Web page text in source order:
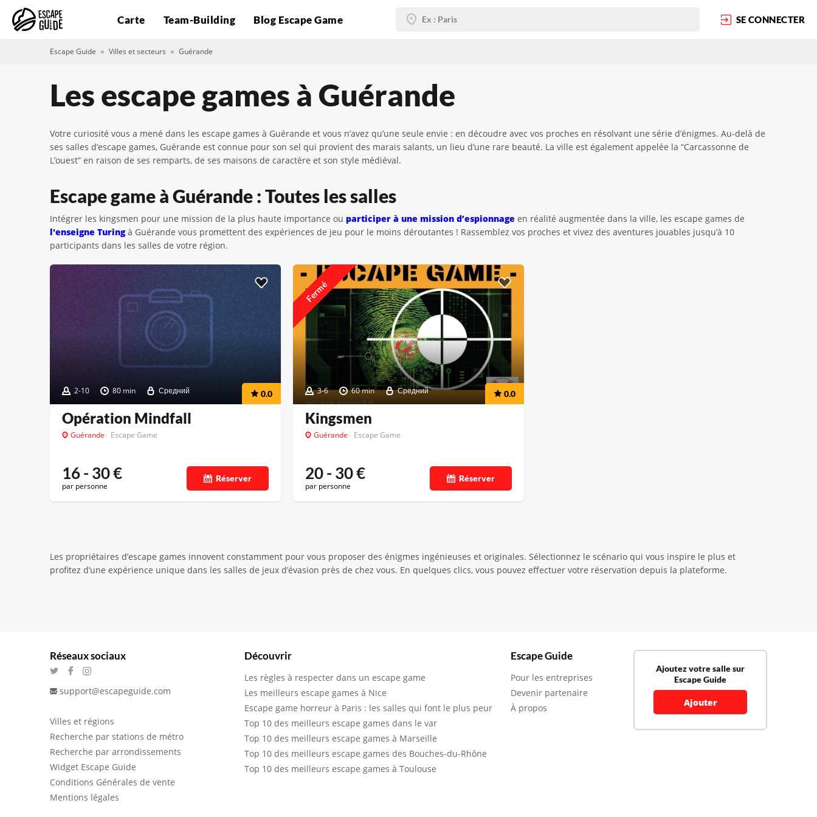
Carte Team-Building Blog Escape Game SE CONNECTER
Escape Guide Villes et secteurs Guérande
Les escape games à Guérande
Votre curiosité vous a mené dans les escape games à Guérande et vous n’avez qu’une seule envie : en découdre avec vos proches en résolvant une série d’énigmes. Au-delà de
ses salles d’escape games, Guérande est connue pour son sel qui provient des marais salants, un lieu d’une rare beauté. La ville est également appelée la “Carcassonne de
L’ouest” en raison de ses remparts, de ses maisons de caractère et son style médiéval.
Escape game à Guérande : Toutes les salles
Intégrer les kingsmen pour une mission de la plus haute importance ou participer à une mission d’espionnage en réalité augmentée dans la ville, les escape games de
l'enseigne Turingà Guérande vous promettent des expériences de jeu pour le moins déroutantes ! Rassemblez vos proches et vivez des aventures jouables jusqu’à 10
participants dans les salles de votre région.
2-10 80 min Средний 0.0
Opération Mindfall
Guérande Escape Game
16 - 30€
par personne
Réserver
3-6 60 min Средний 0.0
Fermé
Kingsmen
Guérande Escape Game
20 - 30€
par personne
Réserver
Les propriétaires d’escape games innovent constamment pour vous proposer des énigmes ingénieuses et originales. Sélectionnez le scénario qui vous inspire le plus et
profitez d’une expérience unique dans les salles de jeux d’évasion près de chez vous. En quelques clics, vous pouvez effectuer votre réservation depuis la plateforme.
Réseaux sociaux
support@escapeguide.com
Villes et régions
Recherche par stations de métro
Recherche par arrondissements
Widget Escape Guide
Conditions Générales de vente
Mentions légales
Découvrir
Les règles à respecter dans un escape game
Les meilleurs escape games à Nice
Escape game horreur à Paris : les salles qui font le plus peur
Top 10 des meilleurs escape games dans le var
Top 10 des meilleurs escape games à Marseille
Top 10 des meilleurs escape games des Bouches-du-Rhône
Top 10 des meilleurs escape games à Toulouse
Escape Guide
Pour les entreprises
Devenir partenaire
À propos
Ajoutez votre salle sur
Escape Guide
Ajouter